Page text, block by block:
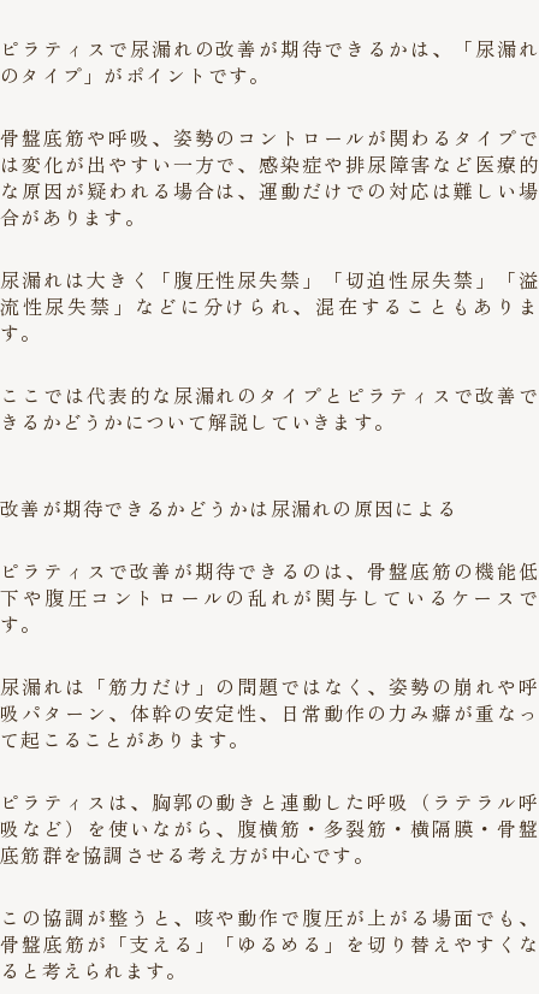
ピラティスで尿漏れの改善が期待できるかは、「尿漏れ
のタイプ」がポイントです。
骨盤底筋や呼吸、姿勢のコントロールが関わるタイプで
は変化が出やすい一方で、感染症や排尿障害など医療的
な原因が疑われる場合は、運動だけでの対応は難しい場
合があります。
尿漏れは大きく「腹圧性尿失禁」「切迫性尿失禁」「溢
流性尿失禁」などに分けられ、混在することもありま
す。
ここでは代表的な尿漏れのタイプとピラティスで改善で
きるかどうかについて解説していきます。
改善が期待できるかどうかは尿漏れの原因による
ピラティスで改善が期待できるのは、骨盤底筋の機能低
下や腹圧コントロールの乱れが関与しているケースで
す。
尿漏れは「筋力だけ」の問題ではなく、姿勢の崩れや呼
吸パターン、体幹の安定性、日常動作の力み癖が重なっ
て起こることがあります。
ピラティスは、胸郭の動きと連動した呼吸（ラテラル呼
吸など）を使いながら、腹横筋・多裂筋・横隔膜・骨盤
底筋群を協調させる考え方が中心です。
この協調が整うと、咳や動作で腹圧が上がる場面でも、
骨盤底筋が「支える」「ゆるめる」を切り替えやすくな
ると考えられます。